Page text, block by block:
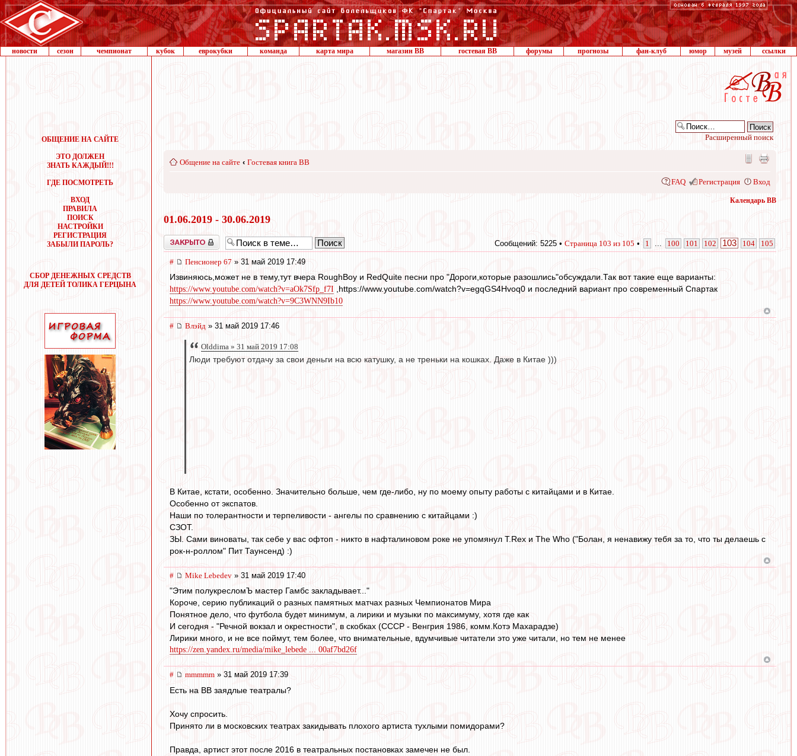
новости сезон чемпионат кубок еврокубки команда карта мира магазин ВВ гостевая ВВ форумы прогнозы фан-клуб юмор музей ссылки
ОБЩЕНИЕ НА САЙТЕ
ЭТО ДОЛЖЕН
ЗНАТЬ КАЖДЫЙ!!!
ГДЕ ПОСМОТРЕТЬ
ВХОД
ПРАВИЛА
ПОИСК
НАСТРОЙКИ
РЕГИСТРАЦИЯ
ЗАБЫЛИ ПАРОЛЬ?
СБОР ДЕНЕЖНЫХ СРЕДСТВ
ДЛЯ ДЕТЕЙ ТОЛИКА ГЕРЦЫНА
Расширенный поиск
Общение на сайте ‹ Гостевая книга ВВ
FAQ Регистрация Вход
Календарь ВВ
01.06.2019 - 30.06.2019
Закрыто Сообщений: 5225 • Страница 103 из 105 • 1 100 101 102 103 104 105
# Пенсионер 67 » 31 май 2019 17:49
Извиняюсь,может не в тему,тут вчера RoughBoy и RedQuite песни про "Дороги,которые разошлись"обсуждали.Так вот такие еще варианты:
https://www.youtube.com/watch?v=aOk7Sfp_f7I ,https://www.youtube.com/watch?v=egqGS4Hvoq0 и последний вариант про современный Спартак
https://www.youtube.com/watch?v=9C3WNN9Ib10
# Влэйд » 31 май 2019 17:46
Olddima » 31 май 2019 17:08
Люди требуют отдачу за свои деньги на всю катушку, а не треньки на кошках. Даже в Китае )))
В Китае, кстати, особенно. Значительно больше, чем где-либо, ну по моему опыту работы с китайцами и в Китае.
Особенно от экспатов.
Наши по толерантности и терпеливости - ангелы по сравнению с китайцами :)
СЗОТ.
ЗЫ. Сами виноваты, так себе у вас офтоп - никто в нафталиновом роке не упомянул T.Rex и The Who ("Болан, я ненавижу тебя за то, что ты делаешь с
рок-н-роллом" Пит Таунсенд) :)
# Mike Lebedev » 31 май 2019 17:40
"Этим полукресломЪ мастер Гамбс закладывает..."
Короче, серию публикаций о разных памятных матчах разных Чемпионатов Мира
Понятное дело, что футбола будет минимум, а лирики и музыки по максимуму, хотя где как
И сегодня - "Речной вокзал и окрестности", в скобках (СССР - Венгрия 1986, комм.Котэ Махарадзе)
Лирики много, и не все поймут, тем более, что внимательные, вдумчивые читатели это уже читали, но тем не менее
https://zen.yandex.ru/media/mike_lebede ... 00af7bd26f
# mmmmm » 31 май 2019 17:39
Есть на ВВ заядлые театралы?
Хочу спросить.
Принято ли в московских театрах закидывать плохого артиста тухлыми помидорами?
Правда, артист этот после 2016 в театральных постановках замечен не был.